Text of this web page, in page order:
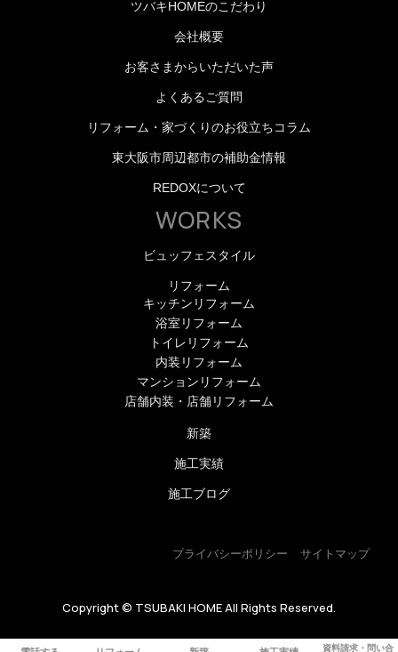
資料請求・問い合
ツバキHOMEのこだわり
会社概要
お客さまからいただいた声
よくあるご質問
リフォーム・家づくりのお役立ちコラム
東大阪市周辺都市の補助金情報
REDOXについて
WORKS
ビュッフェスタイル
リフォーム
キッチンリフォーム
浴室リフォーム
トイレリフォーム
内装リフォーム
マンションリフォーム
店舗内装・店舗リフォーム
新築
施工実績
施工ブログ
プライバシーポリシー サイトマップ
Copyright © TSUBAKI HOME All Rights Reserved.